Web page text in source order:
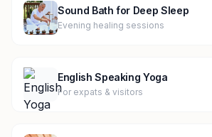
Sound Bath for Deep Sleep
Evening healing sessions
English Speaking Yoga
For expats & visitors